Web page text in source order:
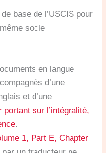
base de l’USCIS pour
socle
en langue
d’une
et d’une
sur l’intégralité,
.
1, Part E, Chapter